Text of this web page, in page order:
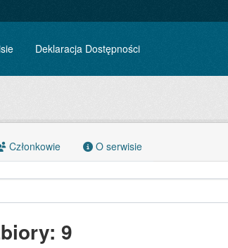
Deklaracja Dostępności
Członkowie O serwisie
9